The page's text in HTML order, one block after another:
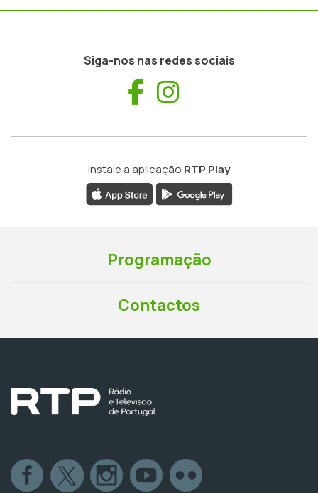
Siga-nos nas redes sociais
Facebook
Instale a aplicação RTP Play
Programação
Contactos